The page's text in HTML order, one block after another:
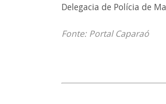
Delegacia de Polícia de
Fonte: Portal Caparaó